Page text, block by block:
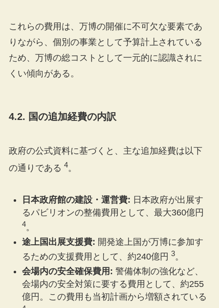
これらの費用は、万博の開催に不可欠な要素であ
りながら、個別の事業として予算計上されている
ため、万博の総コストとして一元的に認識されに
くい傾向がある。
4.2. 国の追加経費の内訳
政府の公式資料に基づくと、主な追加経費は以下
の通りである 4。
日本政府館の建設・運営費: 日本政府が出展す
るパビリオンの整備費用として、最大360億円
4。
途上国出展支援費: 開発途上国が万博に参加す
るための支援費用として、約240億円 3。
会場内の安全確保費用: 警備体制の強化など、
会場内の安全対策に要する費用として、約255
億円。この費用も当初計画から増額されている